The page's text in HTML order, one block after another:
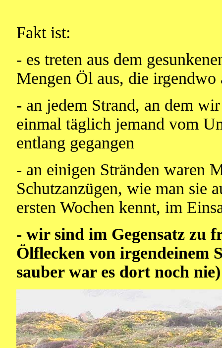
Fakt ist:
- es treten aus dem
Mengen Öl aus, die irgendwo
- an jedem Strand, an dem
einmal täglich jemand vom
entlang gegangen
- an einigen Stränden waren
Schutzanzügen, wie man sie
ersten Wochen kennt, im
- wir sind im Gegensatz zu
Ölflecken von irgendeinem
sauber war es dort noch nie)